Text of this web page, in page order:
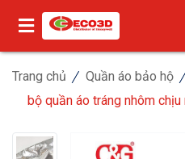
Trang chủ Quần áo bảo hộ
bộ quần áo tráng nhôm